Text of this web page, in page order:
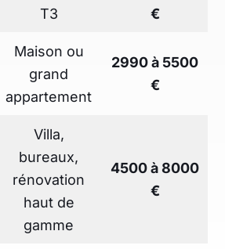
T3
€
Maison ou
grand
appartement
2990 à 5500
€
Villa,
bureaux,
rénovation
haut de
gamme
4500 à 8000
€